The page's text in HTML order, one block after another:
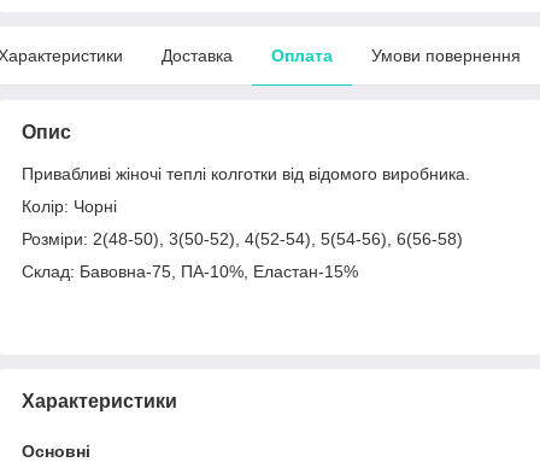
Доставка Оплата Умови повернення
Опис
Привабливі жіночі теплі колготки від відомого виробника.
Колір: Чорні
Розміри: 2(48-50), 3(50-52), 4(52-54), 5(54-56), 6(56-58)
Склад: Бавовна-75, ПА-10%, Еластан-15%
Характеристики
Основні